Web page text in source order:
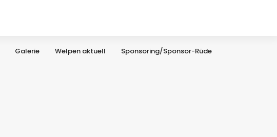
Galerie Welpen aktuell Sponsoring/Sponsor-Rüde